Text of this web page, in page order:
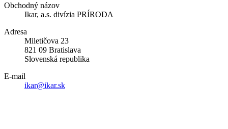
Obchodný názov
Ikar, a.s. divízia PRÍRODA
Adresa
Miletičova 23
821 09 Bratislava
Slovenská republika
E-mail
ikar@ikar.sk